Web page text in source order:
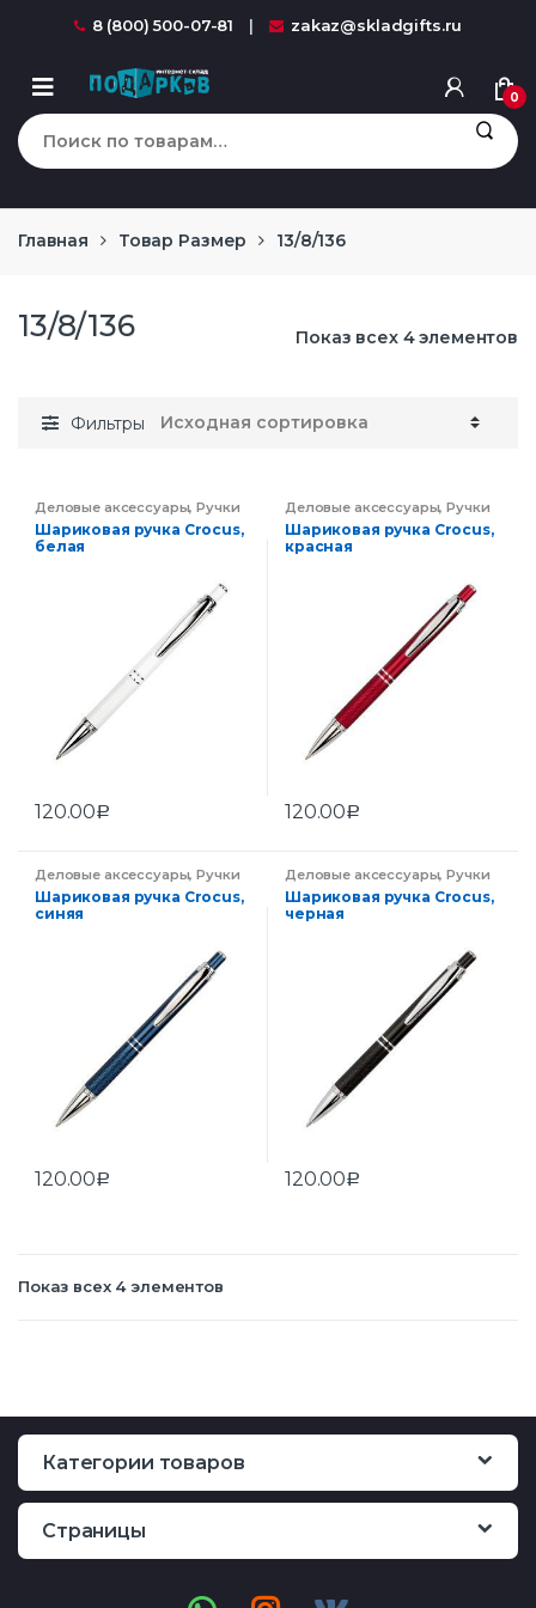
8 (800) 500-07-81 zakaz@skladgifts.ru
0
Искать:
Главная Товар Размер 13/8/136
13/8/136 Показ всех 4 элементов
Фильтры
Деловые аксессуары,Ручки
Шариковая ручка Crocus,
белая
120.00Р
Деловые аксессуары,Ручки
Шариковая ручка Crocus,
красная
120.00Р
Деловые аксессуары,Ручки
Шариковая ручка Crocus,
синяя
120.00Р
Деловые аксессуары,Ручки
Шариковая ручка Crocus,
черная
120.00Р
Показ всех 4 элементов
Категории товаров
Страницы